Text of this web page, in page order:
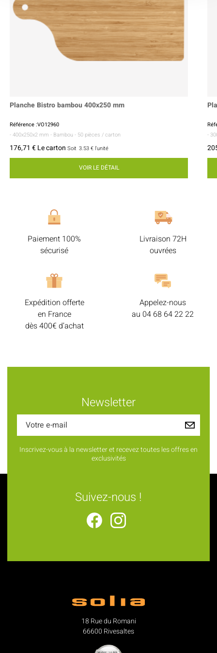
Planche Bistro bambou 400x250 mm
Référence :VO12960
- 400x250x2 mm - Bambou - 50 pièces / carton
176,71 € Le carton Soit 3.53 € l'unité
VOIR LE DÉTAIL
-
Paiement 100%
sécurisé
Livraison 72H
ouvrées
Expédition offerte
en France
dès 400€ d’achat
Appelez-nous
au 04 68 64 22 22
Newsletter
Inscrivez-vous à la newsletter et recevez toutes les offres en
exclusivités
Suivez-nous !
18 Rue du Romani
66600 Rivesaltes